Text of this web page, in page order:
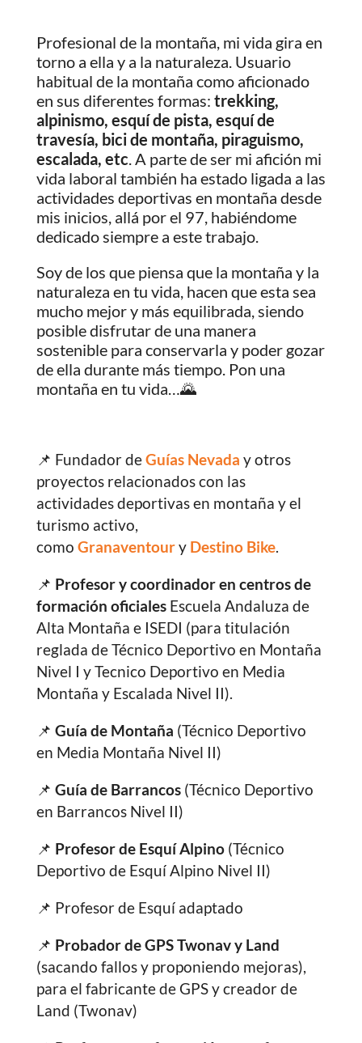
Profesional de la montaña, mi vida gira en
torno a ella y a la naturaleza. Usuario
habitual de la montaña como aficionado
en sus diferentes formas: trekking,
alpinismo, esquí de pista, esquí de
travesía, bici de montaña, piraguismo,
escalada, etc . A parte de ser mi afición mi
vida laboral también ha estado ligada a las
actividades deportivas en montaña desde
mis inicios, allá por el 97, habiéndome
dedicado siempre a este trabajo.
Soy de los que piensa que la montaña y la
naturaleza en tu vida, hacen que esta sea
mucho mejor y más equilibrada, siendo
posible disfrutar de una manera
sostenible para conservarla y poder gozar
de ella durante más tiempo. Pon una
montaña en tu vida…🌄
📌 Fundador deGuías Nevada y otros
proyectos relacionados con las
actividades deportivas en montaña y el
turismo activo,
como Granaventoury Destino Bike.
📌 Profesor y coordinador en centros de
formación oficialesEscuela Andaluza de
Alta Montaña e ISEDI (para titulación
reglada de Técnico Deportivo en Montaña
Nivel I y Tecnico Deportivo en Media
Montaña y Escalada Nivel II).
📌 Guía de Montaña (Técnico Deportivo
en Media Montaña Nivel II)
📌 Guía de Barrancos(Técnico Deportivo
en Barrancos Nivel II)
📌 Profesor de Esquí Alpino(Técnico
Deportivo de Esquí Alpino Nivel II)
📌 Profesor de Esquí adaptado
📌 Probador de GPS Twonav y Land
(sacando fallos y proponiendo mejoras),
para el fabricante de GPS y creador de
Land (Twonav)